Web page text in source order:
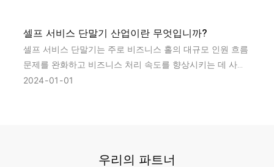
셀프 서비스 단말기 산업이란 무엇입니까?
셀프 서비스 단말기는 주로 비즈니스 홀의 대규모 인원 흐름
문제를 완화하고 비즈니스 처리 속도를 향상시키는 데 사용
됩니다. 그들은 주로 은행, 통신, 전기, 의료, 항공, 소매 및 기
2024 01 01
우리의 파트너